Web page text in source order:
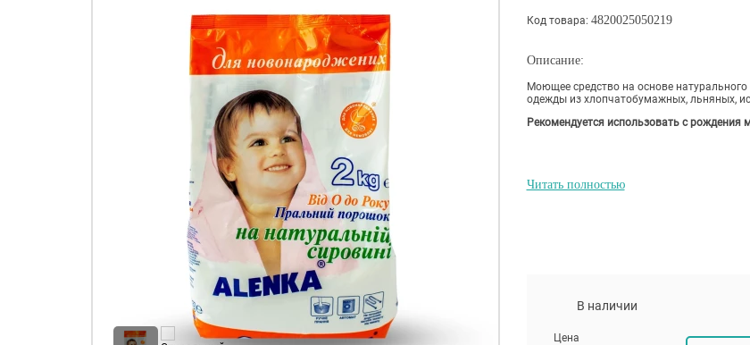
Код товара: 4820025050219
Описание:
Моющее средство на основе
одежды из хлопчатобумажных, льняных,
Рекомендуется использовать с
Читать полностью
В наличии
Цена